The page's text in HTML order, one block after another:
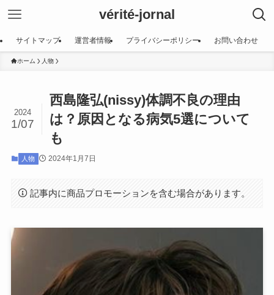
vérité-jornal
サイトマップ 運営者情報 プライバシーポリシー お問い合わせ
ホーム 人物
西島隆弘(nissy)体調不良の理由
は？原因となる病気5選について
も
2024
1/07
人物 2024年1月7日
記事内に商品プロモーションを含む場合があります。